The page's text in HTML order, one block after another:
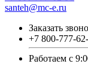
santeh@mc-e.ru
Заказать
+7 800-777-
Работаем с